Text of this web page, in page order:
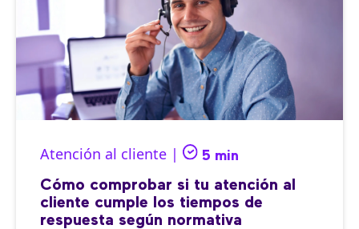
Atención al cliente | 5 min
Cómo comprobar si tu atención al
cliente cumple los tiempos de
respuesta según normativa